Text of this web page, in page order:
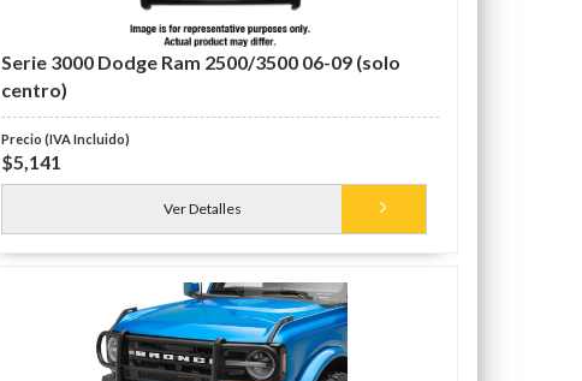
Serie 3000 Dodge Ram 2500/3500 06-09 (solo
centro)
$5,141
Ver Detalles